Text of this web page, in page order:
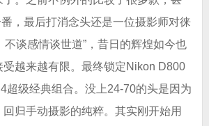
，最后打消念头还是一位摄影师对徕
不谈感情谈世道”，昔日的辉煌如今也
越来越有限。最终锁定Nikon D800
超级经典组合。没上24-70的头是因为
归手动摄影的纯粹。其实刚开始用